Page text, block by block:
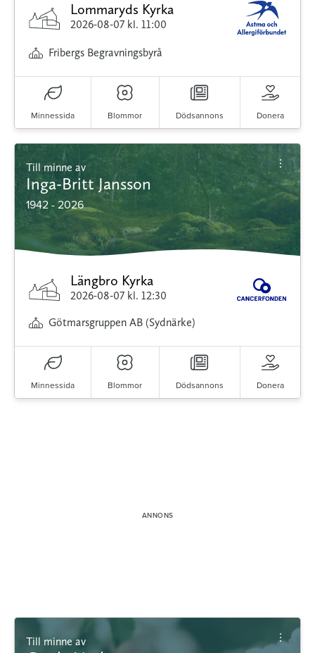
Lommaryds Kyrka
2026-08-07 kl. 11:00
Fribergs Begravningsbyrå
Minnessida Blommor Dödsannons Donera
Till minne av
Inga-Britt Jansson
1942 - 2026
Längbro Kyrka
2026-08-07 kl. 12:30
Götmarsgruppen AB (Sydnärke)
Minnessida Blommor Dödsannons Donera
Till minne av